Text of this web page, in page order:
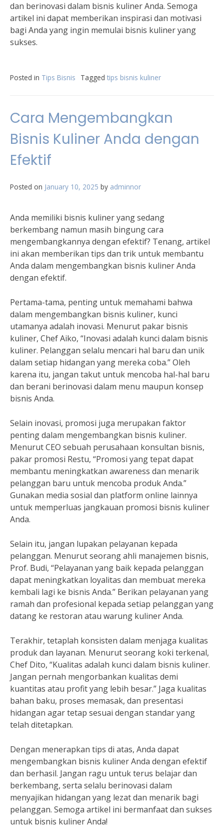
dan berinovasi dalam bisnis kuliner Anda. Semoga
artikel ini dapat memberikan inspirasi dan motivasi
bagi Anda yang ingin memulai bisnis kuliner yang
sukses.
Posted in Tips Bisnis Tagged tips bisnis kuliner
Cara Mengembangkan
Bisnis Kuliner Anda dengan
Efektif
Posted on January 10, 2025 by adminnor
Anda memiliki bisnis kuliner yang sedang
berkembang namun masih bingung cara
mengembangkannya dengan efektif? Tenang, artikel
ini akan memberikan tips dan trik untuk membantu
Anda dalam mengembangkan bisnis kuliner Anda
dengan efektif.
Pertama-tama, penting untuk memahami bahwa
dalam mengembangkan bisnis kuliner, kunci
utamanya adalah inovasi. Menurut pakar bisnis
kuliner, Chef Aiko, “Inovasi adalah kunci dalam bisnis
kuliner. Pelanggan selalu mencari hal baru dan unik
dalam setiap hidangan yang mereka coba.” Oleh
karena itu, jangan takut untuk mencoba hal-hal baru
dan berani berinovasi dalam menu maupun konsep
bisnis Anda.
Selain inovasi, promosi juga merupakan faktor
penting dalam mengembangkan bisnis kuliner.
Menurut CEO sebuah perusahaan konsultan bisnis,
pakar promosi Restu, “Promosi yang tepat dapat
membantu meningkatkan awareness dan menarik
pelanggan baru untuk mencoba produk Anda.”
Gunakan media sosial dan platform online lainnya
untuk memperluas jangkauan promosi bisnis kuliner
Anda.
Selain itu, jangan lupakan pelayanan kepada
pelanggan. Menurut seorang ahli manajemen bisnis,
Prof. Budi, “Pelayanan yang baik kepada pelanggan
dapat meningkatkan loyalitas dan membuat mereka
kembali lagi ke bisnis Anda.” Berikan pelayanan yang
ramah dan profesional kepada setiap pelanggan yang
datang ke restoran atau warung kuliner Anda.
Terakhir, tetaplah konsisten dalam menjaga kualitas
produk dan layanan. Menurut seorang koki terkenal,
Chef Dito, “Kualitas adalah kunci dalam bisnis kuliner.
Jangan pernah mengorbankan kualitas demi
kuantitas atau profit yang lebih besar.” Jaga kualitas
bahan baku, proses memasak, dan presentasi
hidangan agar tetap sesuai dengan standar yang
telah ditetapkan.
Dengan menerapkan tips di atas, Anda dapat
mengembangkan bisnis kuliner Anda dengan efektif
dan berhasil. Jangan ragu untuk terus belajar dan
berkembang, serta selalu berinovasi dalam
menyajikan hidangan yang lezat dan menarik bagi
pelanggan. Semoga artikel ini bermanfaat dan sukses
untuk bisnis kuliner Anda!